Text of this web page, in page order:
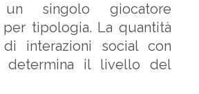
singolo giocatore
tipologia. La quantità
interazioni social con
determina il livello del